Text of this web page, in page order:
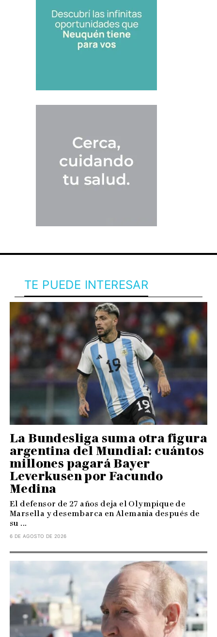
TE PUEDE INTERESAR
La Bundesliga suma otra figura
argentina del Mundial: cuántos
millones pagará Bayer
Leverkusen por Facundo
Medina
El defensor de 27 años deja el Olympique de
Marsella y desembarca en Alemania después de
su ...
6 DE AGOSTO DE 2026